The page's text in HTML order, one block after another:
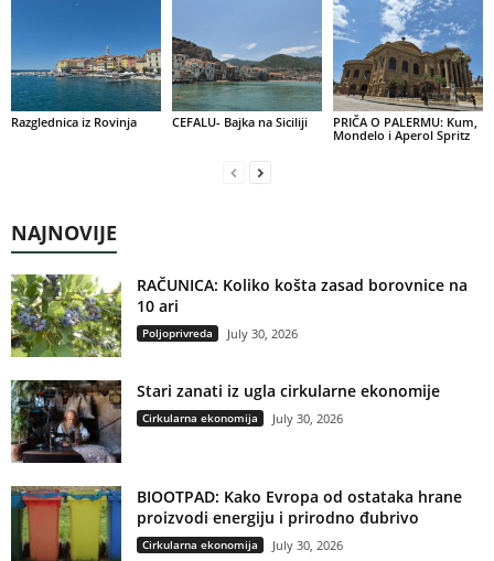
Razglednica iz Rovinja CEFALU- Bajka na Siciliji
PRIČA O PALERMU: Kum,
Mondelo i Aperol Spritz
NAJNOVIJE
RAČUNICA: Koliko košta zasad borovnice na
10 ari
Poljoprivreda July 30, 2026
Stari zanati iz ugla cirkularne ekonomije
Cirkularna ekonomija July 30, 2026
BIOOTPAD: Kako Evropa od ostataka hrane
proizvodi energiju i prirodno đubrivo
Cirkularna ekonomija July 30, 2026